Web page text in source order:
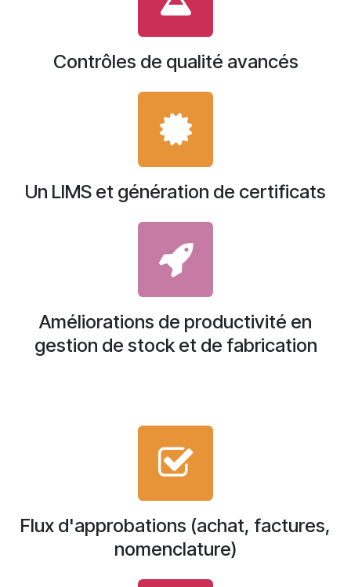
Contrôles de qualité avancés
Un LIMS et génération de certificats
Améliorations de productivité en
gestion de stock et de fabrication
Flux d'approbations (achat, factures,
nomenclature)